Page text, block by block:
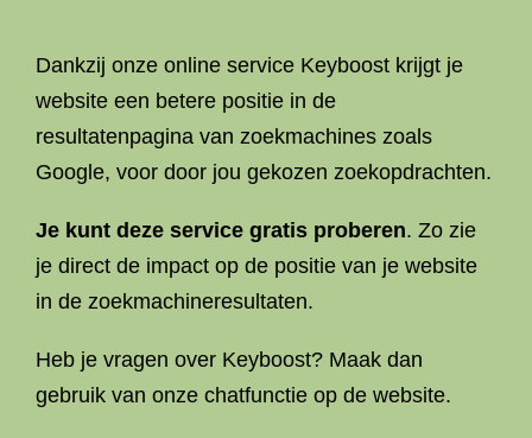
Dankzij onze online service Keyboost krijgt je
website een betere positie in de
resultatenpagina van zoekmachines zoals
Google, voor door jou gekozen zoekopdrachten.
Je kunt deze service gratis proberen. Zo zie
je direct de impact op de positie van je website
in de zoekmachineresultaten.
Heb je vragen over Keyboost? Maak dan
gebruik van onze chatfunctie op de website.